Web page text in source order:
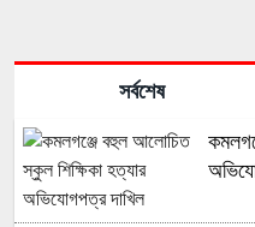
সর্বশেষ